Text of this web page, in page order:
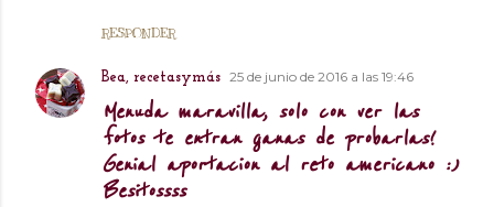
RESPONDER
Bea, recetasymás 25 de junio de 2016 a las 19:46
Menuda maravilla, solo con ver las
fotos te entran ganas de probarlas!
Genial aportacion al reto americano :)
Besitossss